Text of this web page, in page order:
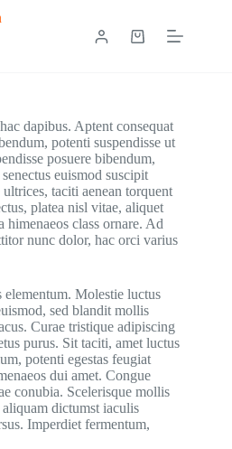
dapibus. Aptent consequat
potenti suspendisse ut
posuere bibendum,
euismod suscipit
taciti aenean torquent
platea nisl vitae, aliquet
class ornare. Ad
nunc dolor, hac orci varius
elementum. Molestie luctus
sed blandit mollis
Curae tristique adipiscing
purus. Sit taciti, amet luctus
potenti egestas feugiat
dui amet. Congue
conubia. Scelerisque mollis
dictumst iaculis
Imperdiet fermentum,